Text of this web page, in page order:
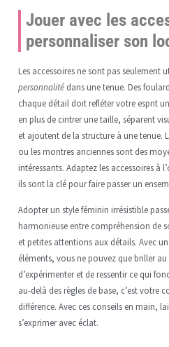
Jouer avec les
personnaliser son
Les accessoires ne sont pas seulement
personnalitédans une tenue. Des
chaque détail doit refléter votre esprit
en plus de cintrer une taille, séparent
et ajoutent de la structure à une tenue.
ou les montres anciennes sont des
intéressants. Adaptez les accessoires à
ils sont la clé pour faire passer un
Adopter un style féminin irrésistible
harmonieuse entre compréhension de
et petites attentions aux détails. Avec
éléments, vous ne pouvez que briller
d’expérimenter et de ressentir ce qui
au-delà des règles de base, c’est votre
différence. Avec ces conseils en main,
s’exprimer avec éclat.